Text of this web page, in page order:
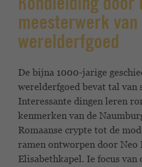
Rondleiding
meesterwerk van
werelderfgoed
De bijna 1000-jarige
werelderfgoed bevat tal van
Interessante dingen leren
kenmerken van de
Romaanse crypte tot de
ramen ontworpen door Neo
Elisabethkapel. Ie focus